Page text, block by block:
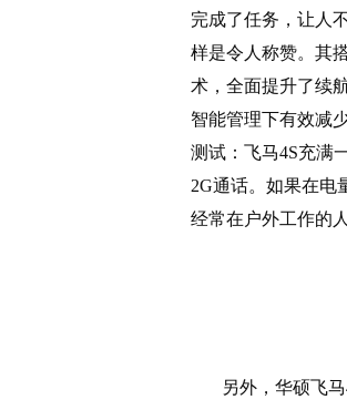
完成了任务，让人
样是令人称赞。其
术，全面提升了续
智能管理下有效减
测试：飞马4S充满
2G通话。如果在电
经常在户外工作的
另外，华硕飞马